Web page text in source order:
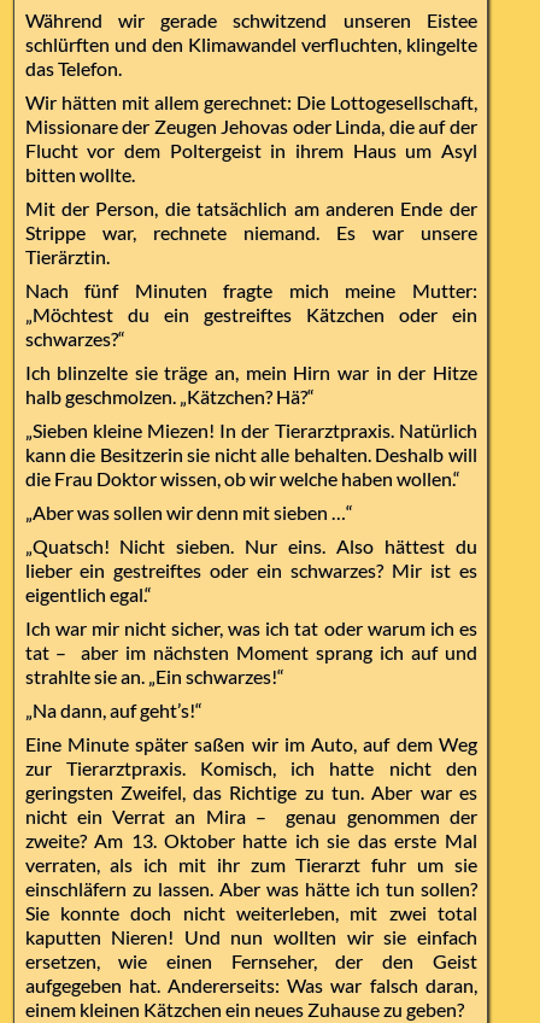
Während wir gerade schwitzend unseren Eistee
schlürften und den Klimawandel verfluchten, klingelte
das Telefon.
Wir hätten mit allem gerechnet: Die Lottogesellschaft,
Missionare der Zeugen Jehovas oder Linda, die auf der
Flucht vor dem Poltergeist in ihrem Haus um Asyl
bitten wollte.
Mit der Person, die tatsächlich am anderen Ende der
Strippe war, rechnete niemand. Es war unsere
Tierärztin.
Nach fünf Minuten fragte mich meine Mutter:
„Möchtest du ein gestreiftes Kätzchen oder ein
schwarzes?“
Ich blinzelte sie träge an, mein Hirn war in der Hitze
halb geschmolzen. „Kätzchen? Hä?“
„Sieben kleine Miezen! In der Tierarztpraxis. Natürlich
kann die Besitzerin sie nicht alle behalten. Deshalb will
die Frau Doktor wissen, ob wir welche haben wollen.“
„Aber was sollen wir denn mit sieben …“
„Quatsch! Nicht sieben. Nur eins. Also hättest du
lieber ein gestreiftes oder ein schwarzes? Mir ist es
eigentlich egal.“
Ich war mir nicht sicher, was ich tat oder warum ich es
tat – aber im nächsten Moment sprang ich auf und
strahlte sie an. „Ein schwarzes!“
„Na dann, auf geht’s!“
Eine Minute später saßen wir im Auto, auf dem Weg
zur Tierarztpraxis. Komisch, ich hatte nicht den
geringsten Zweifel, das Richtige zu tun. Aber war es
nicht ein Verrat an Mira – genau genommen der
zweite? Am 13. Oktober hatte ich sie das erste Mal
verraten, als ich mit ihr zum Tierarzt fuhr um sie
einschläfern zu lassen. Aber was hätte ich tun sollen?
Sie konnte doch nicht weiterleben, mit zwei total
kaputten Nieren! Und nun wollten wir sie einfach
ersetzen, wie einen Fernseher, der den Geist
aufgegeben hat. Andererseits: Was war falsch daran,
einem kleinen Kätzchen ein neues Zuhause zu geben?